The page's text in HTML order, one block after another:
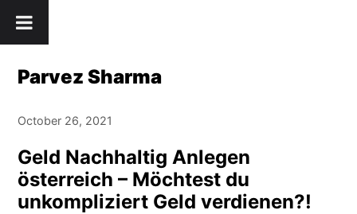
to
Parvez Sharma
October 26, 2021
Geld Nachhaltig Anlegen
österreich – Möchtest du
unkompliziert Geld verdienen?!